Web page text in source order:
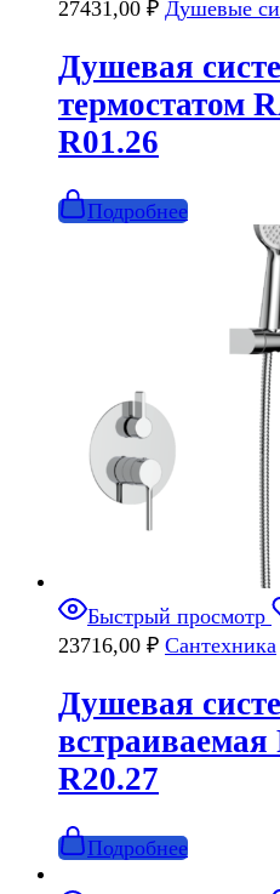
27431,00 ₽ Душевые
Душевая
термостатом
R01.26
Подробнее
Быстрый просмотр
23716,00 ₽ Сантехника
Душевая
R20.27
Подробнее